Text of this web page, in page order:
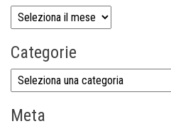
Categorie
Meta